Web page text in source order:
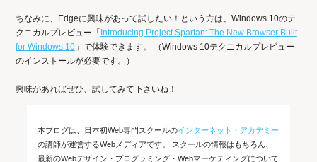
ちなみに、Edgeに興味があって試したい！という方は、Windows 10のテ
クニカルプレビュー「 Introducing Project Spartan: The New Browser Built
for Windows 10」で体験できます。 （Windows 10テクニカルプレビュー
のインストールが必要です。）
興味があればぜひ、試してみて下さいね！
本ブログは、日本初Web専門スクールのインターネット・アカデミー
の講師が運営するWebメディアです。 スクールの情報はもちろん、
最新のWebデザイン・プログラミング・Webマーケティングについて